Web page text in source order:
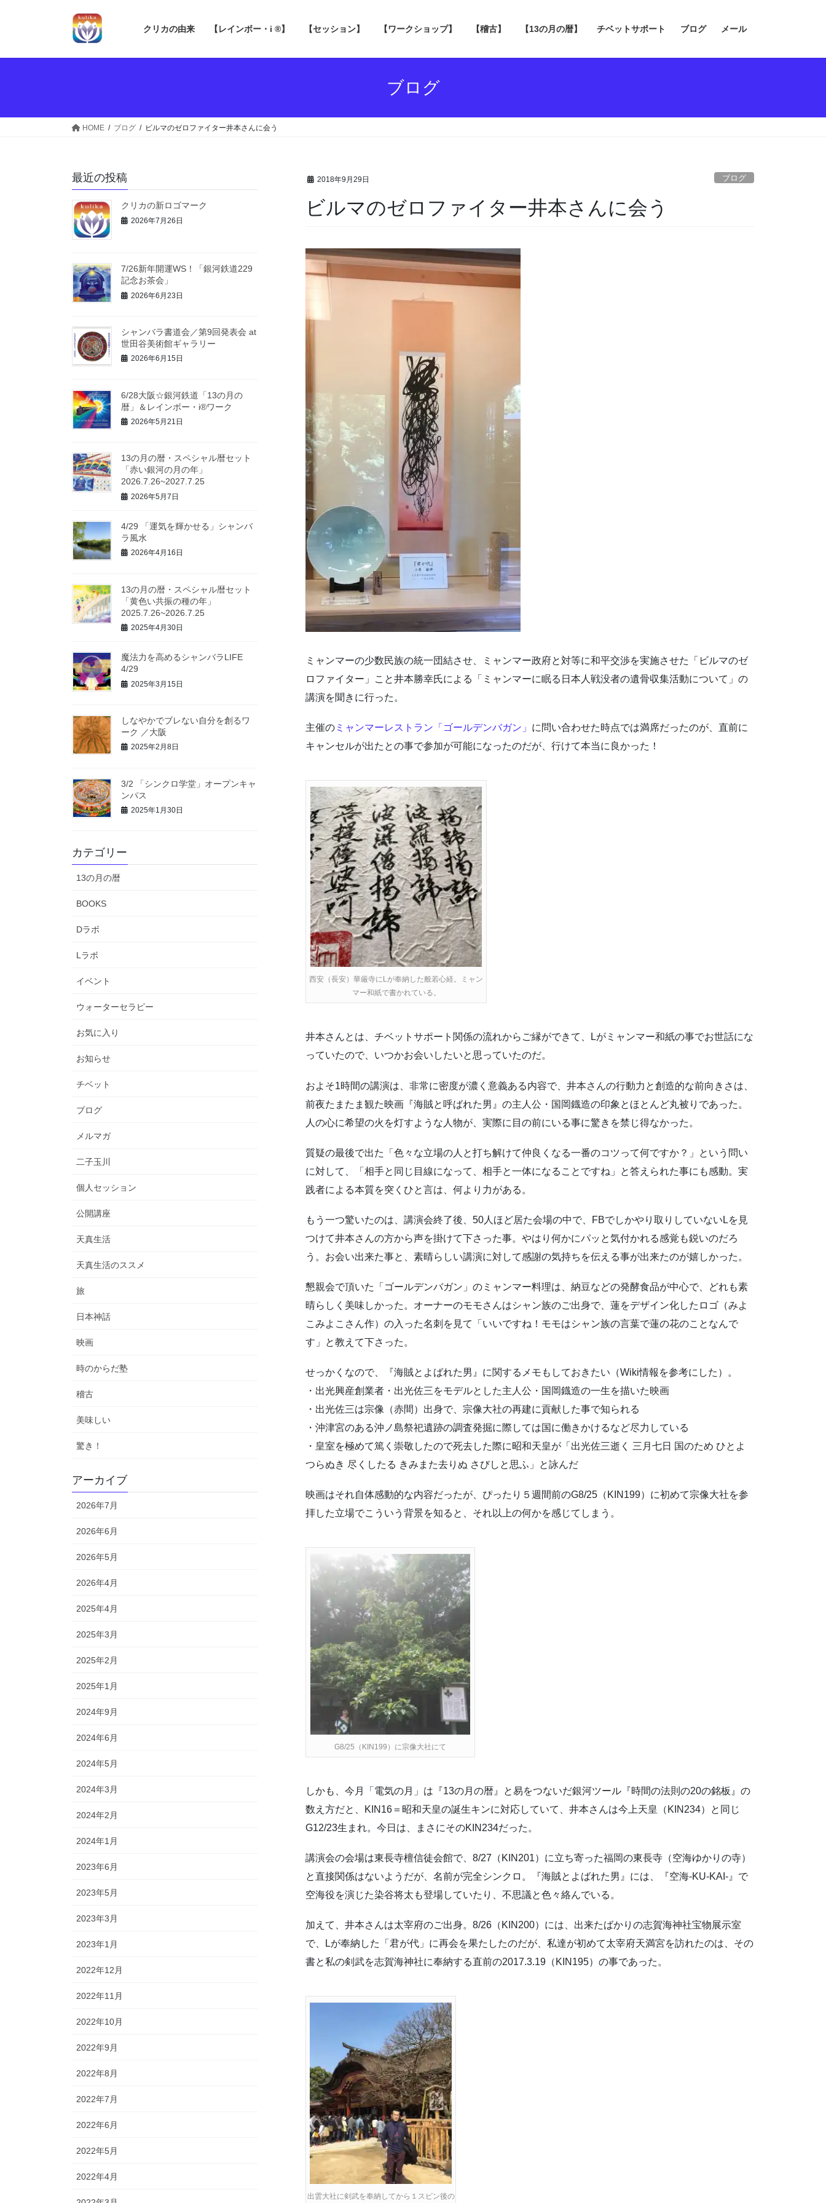
クリカの由来 【レインボー・i ®】 【セッション】 【ワークショップ】 【稽古】 【13の月の暦】 チベットサポート ブログ メール
ブログ
HOME ブログ ビルマのゼロファイター井本さんに会う
2018年9月29日 ブログ
ビルマのゼロファイター井本さんに会う
ミャンマーの少数民族の統一団結させ、ミャンマー政府と対等に和平交渉を実施させた「ビルマのゼ
ロファイター」こと井本勝幸氏による「ミャンマーに眠る日本人戦没者の遺骨収集活動について」の
講演を聞きに行った。
主催の ミャンマーレストラン「ゴールデンバガン」 に問い合わせた時点では満席だったのが、直前に
キャンセルが出たとの事で参加が可能になったのだが、行けて本当に良かった！
西安（長安）華厳寺にLが奉納した般若心経。ミャン
マー和紙で書かれている。
井本さんとは、チベットサポート関係の流れからご縁ができて、Lがミャンマー和紙の事でお世話にな
っていたので、いつかお会いしたいと思っていたのだ。
およそ1時間の講演は、非常に密度が濃く意義ある内容で、井本さんの行動力と創造的な前向きさは、
前夜たまたま観た映画『海賊と呼ばれた男』の主人公・国岡鐡造の印象とほとんど丸被りであった。
人の心に希望の火を灯すような人物が、実際に目の前にいる事に驚きを禁じ得なかった。
質疑の最後で出た「色々な立場の人と打ち解けて仲良くなる一番のコツって何ですか？」という問い
に対して、「相手と同じ目線になって、相手と一体になることですね」と答えられた事にも感動。実
践者による本質を突くひと言は、何より力がある。
もう一つ驚いたのは、講演会終了後、50人ほど居た会場の中で、FBでしかやり取りしていないLを見
つけて井本さんの方から声を掛けて下さった事。やはり何かにパッと気付かれる感覚も鋭いのだろ
う。お会い出来た事と、素晴らしい講演に対して感謝の気持ちを伝える事が出来たのが嬉しかった。
懇親会で頂いた「ゴールデンバガン」のミャンマー料理は、納豆などの発酵食品が中心で、どれも素
晴らしく美味しかった。オーナーのモモさんはシャン族のご出身で、蓮をデザイン化したロゴ（みよ
こみよこさん作）の入った名刺を見て「いいですね！モモはシャン族の言葉で蓮の花のことなんで
す」と教えて下さった。
せっかくなので、『海賊とよばれた男』に関するメモもしておきたい（Wiki情報を参考にした）。
・出光興産創業者・出光佐三をモデルとした主人公・国岡鐡造の一生を描いた映画
・出光佐三は宗像（赤間）出身で、宗像大社の再建に貢献した事で知られる
・沖津宮のある沖ノ島祭祀遺跡の調査発掘に際しては国に働きかけるなど尽力している
・皇室を極めて篤く崇敬したので死去した際に昭和天皇が「出光佐三逝く 三月七日 国のため ひとよ
つらぬき 尽くしたる きみまた去りぬ さびしと思ふ」と詠んだ
映画はそれ自体感動的な内容だったが、ぴったり５週間前のG8/25（KIN199）に初めて宗像大社を参
拝した立場でこういう背景を知ると、それ以上の何かを感じてしまう。
G8/25（KIN199）に宗像大社にて
しかも、今月「電気の月」は『13の月の暦』と易をつないだ銀河ツール『時間の法則の20の銘板』の
数え方だと、KIN16＝昭和天皇の誕生キンに対応していて、井本さんは今上天皇（KIN234）と同じ
G12/23生まれ。今日は、まさにそのKIN234だった。
講演会の会場は東長寺檀信徒会館で、8/27（KIN201）に立ち寄った福岡の東長寺（空海ゆかりの寺）
と直接関係はないようだが、名前が完全シンクロ。『海賊とよばれた男』には、『空海-KU-KAI-』で
空海役を演じた染谷将太も登場していたり、不思議と色々絡んでいる。
加えて、井本さんは太宰府のご出身。8/26（KIN200）には、出来たばかりの志賀海神社宝物展示室
で、Lが奉納した「君が代」に再会を果たしたのだが、私達が初めて太宰府天満宮を訪れたのは、その
書と私の剣武を志賀海神社に奉納する直前の2017.3.19（KIN195）の事であった。
出雲大社に剣武を奉納してから１スピン後の
最近の投稿
クリカの新ロゴマーク
2026年7月26日
7/26新年開運WS！「銀河鉄道229
記念お茶会」
2026年6月23日
シャンバラ書道会／第9回発表会 at
世田谷美術館ギャラリー
2026年6月15日
6/28大阪☆銀河鉄道「13の月の
暦」＆レインボー・i®ワーク
2026年5月21日
13の月の暦・スペシャル暦セット
「赤い銀河の月の年」
2026.7.26~2027.7.25
2026年5月7日
4/29 「運気を輝かせる」シャンバ
ラ風水
2026年4月16日
13の月の暦・スペシャル暦セット
「黄色い共振の種の年」
2025.7.26~2026.7.25
2025年4月30日
魔法力を高めるシャンバラLIFE
4/29
2025年3月15日
しなやかでブレない自分を創るワ
ーク ／大阪
2025年2月8日
3/2 「シンクロ学堂」オープンキャ
ンパス
2025年1月30日
カテゴリー
13の月の暦
BOOKS
Dラボ
Lラボ
イベント
ウォーターセラピー
お気に入り
お知らせ
チベット
ブログ
メルマガ
二子玉川
個人セッション
公開講座
天真生活
天真生活のススメ
旅
日本神話
映画
時のからだ塾
稽古
美味しい
驚き！
アーカイブ
2026年7月
2026年6月
2026年5月
2026年4月
2025年4月
2025年3月
2025年2月
2025年1月
2024年9月
2024年6月
2024年5月
2024年3月
2024年2月
2024年1月
2023年6月
2023年5月
2023年3月
2023年1月
2022年12月
2022年11月
2022年10月
2022年9月
2022年8月
2022年7月
2022年6月
2022年5月
2022年4月